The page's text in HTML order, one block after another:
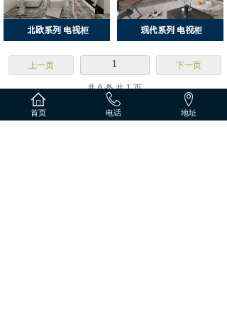
北欧系列 电视柜 现代系列 电视柜
上一页 1 下一页
共 6 条 共 1 页
首页 电话 地址